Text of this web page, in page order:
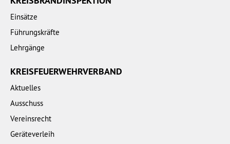
Einsätze
Führungskräfte
Lehrgänge
KREISFEUERWEHRVERBAND
Aktuelles
Ausschuss
Vereinsrecht
Geräteverleih